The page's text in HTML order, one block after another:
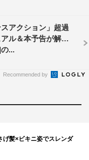
オレンスアクショ
アクション」超過
ル＆本予告が解
...
Recommended by
髪×ビキニ姿でスレンダ